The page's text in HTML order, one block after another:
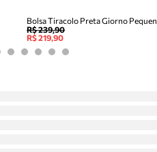
Bolsa Tiracolo Preta Giorno
R$ 239,90
R$ 219,90